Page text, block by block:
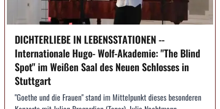
DICHTERLIEBE IN LEBENSSTATIONEN --
Internationale Hugo- Wolf-Akademie: "The Blind
Spot" im Weißen Saal des Neuen Schlosses in
Stuttgart
"Goethe und die Frauen" stand im Mittelpunkt dieses besonderen